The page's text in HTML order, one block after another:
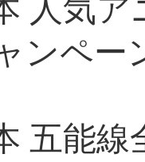
ンペー
五能